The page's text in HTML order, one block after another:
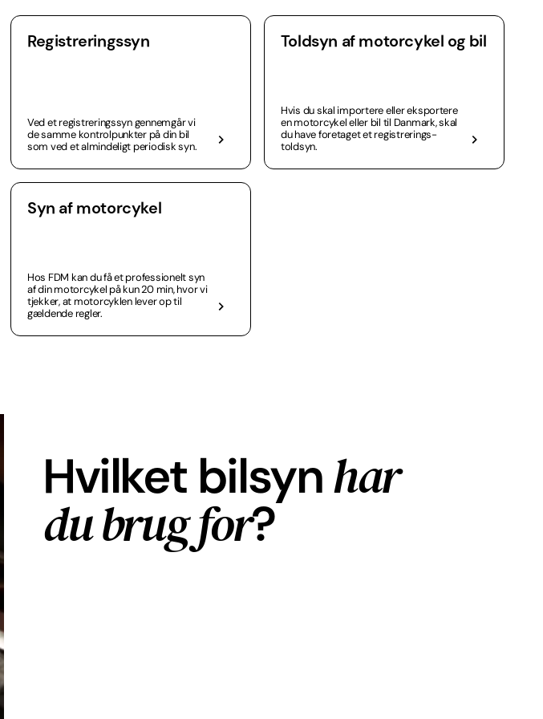
Registreringssyn
Ved et registreringssyn gennemgår vi
de samme kontrolpunkter på din bil
som ved et almindeligt periodisk syn.
Toldsyn af motorcykel og bil
Hvis du skal importere eller eksportere
en motorcykel eller bil til Danmark, skal
du have foretaget et registrerings-
toldsyn.
Syn af motorcykel
Hos FDM kan du få et professionelt syn
af din motorcykel på kun 20 min, hvor vi
tjekker, at motorcyklen lever op til
gældende regler.
Hvilket bilsynhar
du brug for?